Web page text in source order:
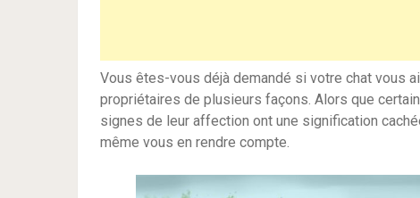
Vous êtes-vous déjà demandé si votre chat vous
propriétaires de plusieurs façons. Alors que
signes de leur affection ont une signification
même vous en rendre compte.